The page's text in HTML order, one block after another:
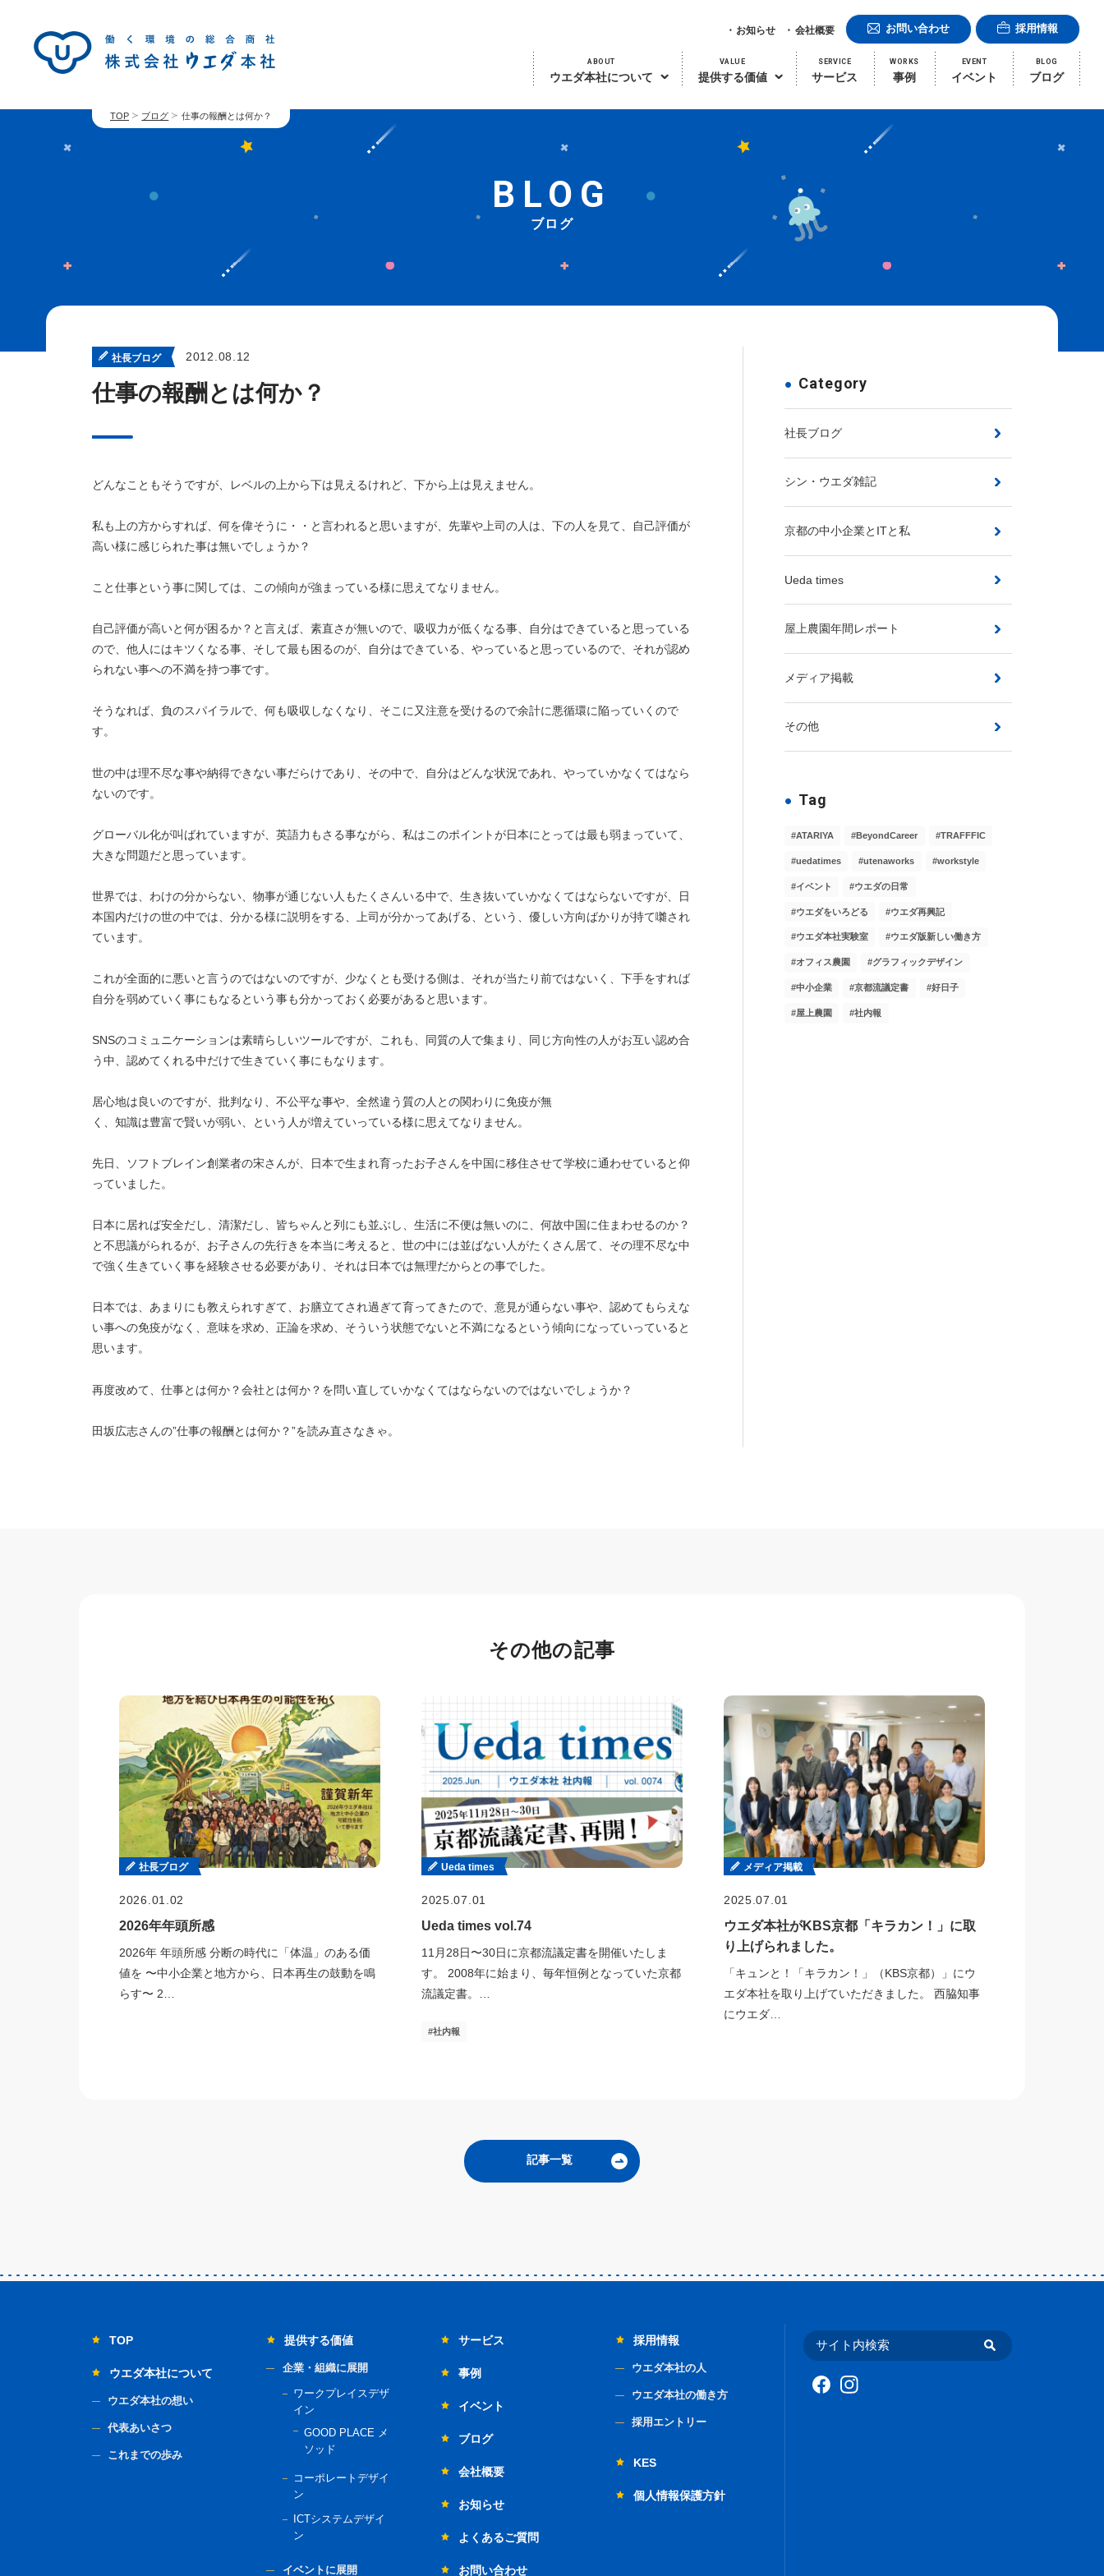
ABOUT
ウエダ本社について
VALUE
提供する価値
SERVICE
サービス
WORKS
事例
EVENT
イベント
BLOG
ブログ
お知らせ 会社概要 お問い合わせ 採用情報
TOP ブログ 仕事の報酬とは何か？
BLOG
ブログ
社長ブログ 2012.08.12
仕事の報酬とは何か？
どんなこともそうですが、レベルの上から下は見えるけれど、下から上は見えません。
私も上の方からすれば、何を偉そうに・・と言われると思いますが、先輩や上司の人は、下の人を見て、自己評価が
高い様に感じられた事は無いでしょうか？
こと仕事という事に関しては、この傾向が強まっている様に思えてなりません。
自己評価が高いと何が困るか？と言えば、素直さが無いので、吸収力が低くなる事、自分はできていると思っている
ので、他人にはキツくなる事、そして最も困るのが、自分はできている、やっていると思っているので、それが認め
られない事への不満を持つ事です。
そうなれば、負のスパイラルで、何も吸収しなくなり、そこに又注意を受けるので余計に悪循環に陥っていくので
す。
世の中は理不尽な事や納得できない事だらけであり、その中で、自分はどんな状況であれ、 やっていかなくてはなら
ないのです。
グローバル化が叫ばれていますが、英語力もさる事ながら、私はこのポイントが日本にとっては最も弱まっていて、
大きな問題だと思っています。
世界では、わけの分からない、物事が通じない人もたくさんいる中で、生き抜いていかなくてはならないですが、日
本国内だけの世の中では、分かる様に説明をする、上司が分かってあげる、という、優しい方向ばかりが持て囃され
ています。
これが全面的に悪いと言うのではないのですが、少なくとも受ける側は、それが当たり前ではないく、下手をすれば
自分を弱めていく事にもなるという事も分かっておく必要があると思います。
SNSのコミュニケーションは素晴らしいツールですが、これも、同質の人で集まり、同じ方向性の人がお互い認め合
う中、認めてくれる中だけで生きていく事にもなります。
居心地は良いのですが、批判なり、不公平な事や、全然違う質の人との関わりに免疫が無
く、知識は豊富で賢いが弱い、という人が増えていっている様に思えてなりません。
先日、ソフトブレイン創業者の宋さんが、日本で生まれ育ったお子さんを中国に移住させて学校に通わせていると仰
っていました。
日本に居れば安全だし、清潔だし、皆ちゃんと列にも並ぶし、生活に不便は無いのに、何故中国に住まわせるのか？
と不思議がられるが、お子さんの先行きを本当に考えると、世の中には並ばない人がたくさん居て、その理不尽な中
で強く生きていく事を経験させる必要があり、それは日本では無理だからとの事でした。
日本では、 あまりにも教えられすぎて、お膳立てされ過ぎて育ってきたので、意見が通らない事や、認めてもらえな
い事への免疫がなく、意味を求め、正論を求め、そういう状態でないと不満になるという傾向になっていっていると
思います。
再度改めて、仕事とは何か？会社とは何か？を問い直していかなくてはならないのではないでしょうか？
田坂広志さんの”仕事の報酬とは何か？”を読み直さなきゃ。
Category
社長ブログ
シン・ウエダ雑記
京都の中小企業とITと私
Ueda times
屋上農園年間レポート
メディア掲載
その他
Tag
ATARIYA BeyondCareer TRAFFFIC
uedatimes utenaworks workstyle
イベント ウエダの日常
ウエダをいろどる ウエダ再興記
ウエダ本社実験室 ウエダ版新しい働き方
オフィス農園 グラフィックデザイン
中小企業 京都流議定書 好日子
屋上農園 社内報
その他の記事
社長ブログ
2026.01.02
2026年年頭所感
2026年 年頭所感 分断の時代に「体温」のある価
値を 〜中小企業と地方から、日本再生の鼓動を鳴
らす〜 2…
Ueda times
2025.07.01
Ueda times vol.74
11月28日〜30日に京都流議定書を開催いたしま
す。 2008年に始まり、毎年恒例となっていた京都
流議定書。…
社内報
メディア掲載
2025.07.01
ウエダ本社がKBS京都「キラカン！」に取
り上げられました。
「キュンと！「キラカン！」（KBS京都）」にウ
エダ本社を取り上げていただきました。 西脇知事
にウエダ…
記事一覧
TOP
ウエダ本社について
ウエダ本社の想い
代表あいさつ
これまでの歩み
提供する価値
企業・組織に展開
ワークプレイスデザ
イン
GOOD PLACE メ
ソッド
コーポレートデザイ
ン
ICTシステムデザイ
ン
イベントに展開
サービス
事例
イベント
ブログ
会社概要
お知らせ
よくあるご質問
お問い合わせ
採用情報
ウエダ本社の人
ウエダ本社の働き方
採用エントリー
KES
個人情報保護方針